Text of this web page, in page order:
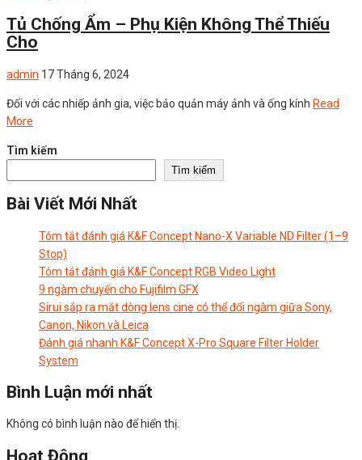
Tủ Chống Ẩm – Phụ Kiện Không Thể Thiếu
Cho
admin 17 Tháng 6, 2024
Đối với các nhiếp ảnh gia, việc bảo quản máy ảnh và ống kính Read
More
Tìm kiếm
Tìm kiếm
Bài Viết Mới Nhất
Tóm tắt đánh giá K&F Concept Nano-X Variable ND Filter (1–9
Stop)
Tóm tắt đánh giá K&F Concept RGB Video Light
9 ngàm chuyển cho Fujifilm GFX
Sirui sắp ra mắt dòng lens cine có thể đổi ngàm giữa Sony,
Canon, Nikon và Leica
Đánh giá nhanh K&F Concept X-Pro Square Filter Holder
System
Bình Luận mới nhất
Không có bình luận nào để hiển thị.
Hoạt Động